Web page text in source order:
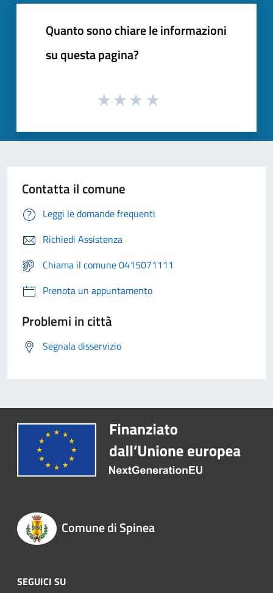
Quanto sono chiare le informazioni
su questa pagina?
Contatta il comune
Leggi le domande frequenti
Richiedi Assistenza
Chiama il comune 0415071111
Prenota un appuntamento
Problemi in città
Segnala disservizio
Comune di Spinea
SEGUICI SU